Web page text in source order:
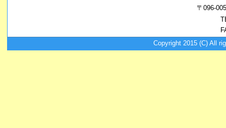
〒096-
Copyright 2015 (C) All